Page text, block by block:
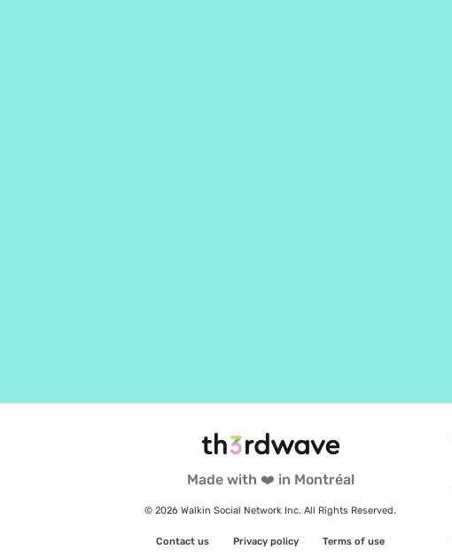
Made with ❤️ in Montréal
© 2026 Walkin Social Network Inc. All Rights Reserved.
Contact us Privacy policy Terms of use